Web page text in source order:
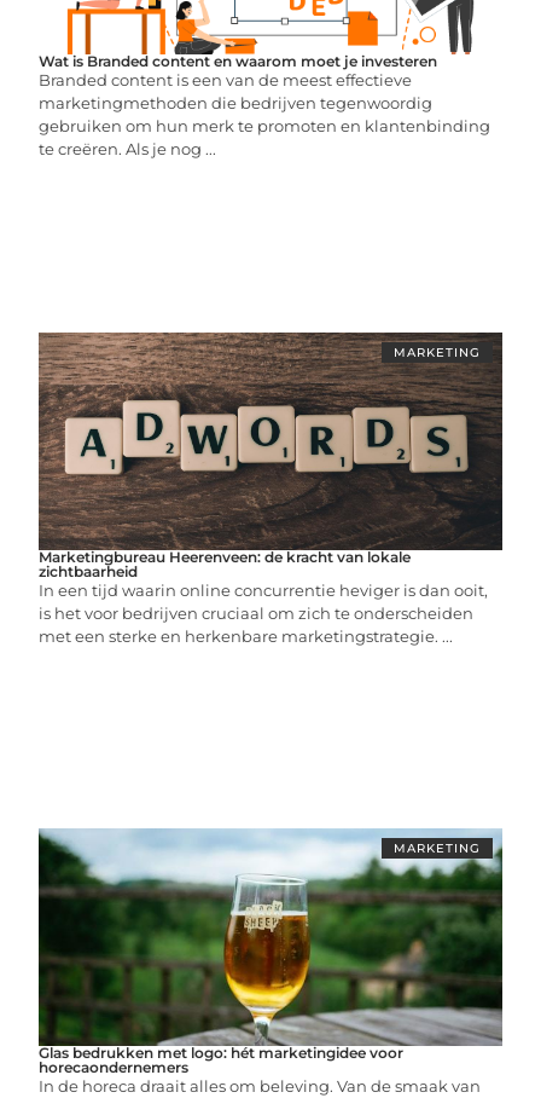
Wat is Branded content en waarom moet je investeren
Branded content is een van de meest effectieve
marketingmethoden die bedrijven tegenwoordig
gebruiken om hun merk te promoten en klantenbinding
te creëren. Als je nog ...
MARKETING
Marketingbureau Heerenveen: de kracht van lokale
zichtbaarheid
In een tijd waarin online concurrentie heviger is dan ooit,
is het voor bedrijven cruciaal om zich te onderscheiden
met een sterke en herkenbare marketingstrategie. ...
MARKETING
Glas bedrukken met logo: hét marketingidee voor
horecaondernemers
In de horeca draait alles om beleving. Van de smaak van